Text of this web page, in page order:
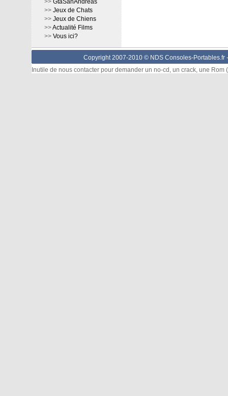
>> GtaSanAndreas
>> Jeux de Chats
>> Jeux de Chiens
>>Actualité Films
>> Vous ici?
Copyright 2007-2010 © NDS Consoles-Portables.fr
Inutile de nous contacter pour demander un no-cd, un crack, une